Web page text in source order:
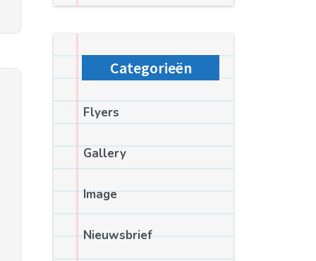
Categorieën
Flyers
Gallery
Image
Nieuwsbrief